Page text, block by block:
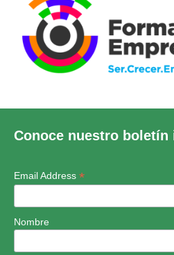
Conoce nuestro
Email Address *
Nombre